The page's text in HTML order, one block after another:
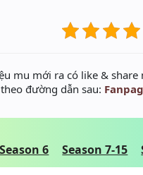
mu mới ra có like &
theo đường dẫn sau:
Season 6 Season 7-15